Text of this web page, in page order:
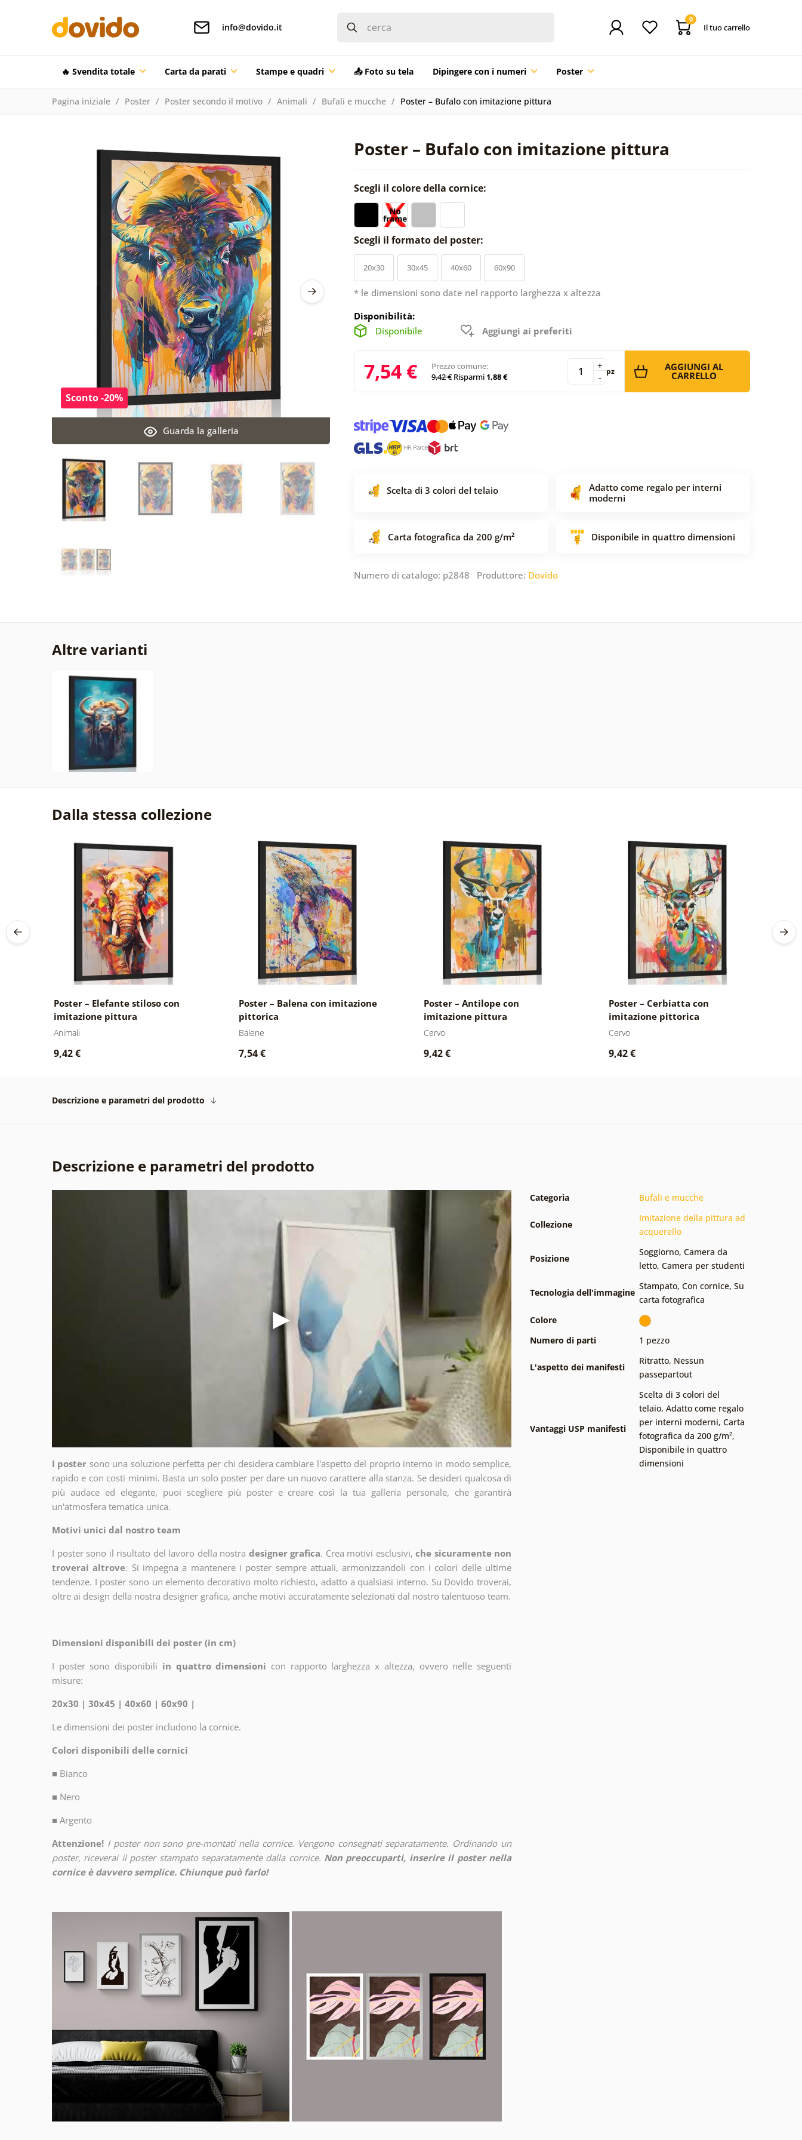
info@dovido.it
0
Il tuo carrello
🔥 Svendita totale Carta da parati Stampe e quadri 📤 Foto su tela Dipingere con i numeri Poster
Pagina iniziale Poster Poster secondo il motivo Animali Bufali e mucche Poster – Bufalo con imitazione pittura
Poster – Bufalo con imitazione pittura
Guarda la galleria
Sconto -20%
Scegli il colore della cornice:
Scegli il formato del poster:
20x30 30x45 40x60 60x90
* le dimensioni sono date nel rapporto larghezza x altezza
Disponibilità:
Disponibile
Aggiungi ai preferiti
7,54 €
Prezzo comune:
9,42 € Risparmi 1,88 € -
+ pz AGGIUNGI AL
CARRELLO
Scelta di 3 colori del telaio
Adatto come regalo per interni
moderni
Carta fotografica da 200 g/m² Disponibile in quattro dimensioni
Numero di catalogo: p2848 Produttore: Dovido
Altre varianti
Dalla stessa collezione
Poster – Elefante stiloso con
imitazione pittura
Animali
9,42 €
Poster – Balena con imitazione
pittorica
Balene
7,54 €
Poster – Antilope con
imitazione pittura
Cervo
9,42 €
Poster – Cerbiatta con
imitazione pittorica
Cervo
9,42 €
Descrizione e parametri del prodotto
Descrizione e parametri del prodotto
I poster sono una soluzione perfetta per chi desidera cambiare l'aspetto del proprio interno in modo semplice,
rapido e con costi minimi. Basta un solo poster per dare un nuovo carattere alla stanza. Se desideri qualcosa di
più audace ed elegante, puoi scegliere più poster e creare così la tua galleria personale, che garantirà
un'atmosfera tematica unica.
Motivi unici dal nostro team
I poster sono il risultato del lavoro della nostra designer grafica. Crea motivi esclusivi, che sicuramente non
troverai altrove. Si impegna a mantenere i poster sempre attuali, armonizzandoli con i colori delle ultime
tendenze. I poster sono un elemento decorativo molto richiesto, adatto a qualsiasi interno. Su Dovido troverai,
oltre ai design della nostra designer grafica, anche motivi accuratamente selezionati dal nostro talentuoso team.
Dimensioni disponibili dei poster (in cm)
I poster sono disponibili in quattro dimensioni con rapporto larghezza x altezza, ovvero nelle seguenti
misure:
20x30 | 30x45 | 40x60 | 60x90 |
Le dimensioni dei poster includono la cornice.
Colori disponibili delle cornici
■ Bianco
■ Nero
■ Argento
Attenzione! I poster non sono pre-montati nella cornice. Vengono consegnati separatamente. Ordinando un
poster, riceverai il poster stampato separatamente dalla cornice. Non preoccuparti, inserire il poster nella
cornice è davvero semplice. Chiunque può farlo!
Categoria Bufali e mucche
Collezione
Imitazione della pittura ad
acquerello
Posizione
Soggiorno, Camera da
letto, Camera per studenti
Tecnologia dell'immagine
Stampato, Con cornice, Su
carta fotografica
Colore
Numero di parti
1 pezzo
L'aspetto dei manifesti
Ritratto, Nessun
passepartout
Vantaggi USP manifesti
Scelta di 3 colori del
telaio, Adatto come regalo
per interni moderni, Carta
fotografica da 200 g/m²,
Disponibile in quattro
dimensioni